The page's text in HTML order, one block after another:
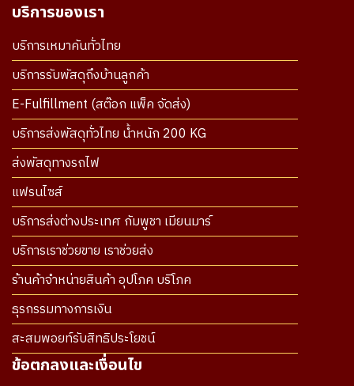
บริการของเรา
บริการเหมาคันทั่วไทย
บริการรับพัสดุถึงบ้านลูกค้า
E-Fulfillment (สต๊อก แพ็ค จัดส่ง)
บริการส่งพัสดุทั่วไทย น้ำหนัก 200 KG
ส่งพัสดุทางรถไฟ
แฟรนไซส์
บริการส่งต่างประเทศ กัมพูชา เมียนมาร์
บริการเราช่วยขาย เราช่วยส่ง
ร้านค้าจำหน่ายสินค้า อุปโภค บริโภค
ธุรกรรมทางการเงิน
สะสมพอยท์รับสิทธิประโยชน์
ข้อตกลงและเงื่อนไข